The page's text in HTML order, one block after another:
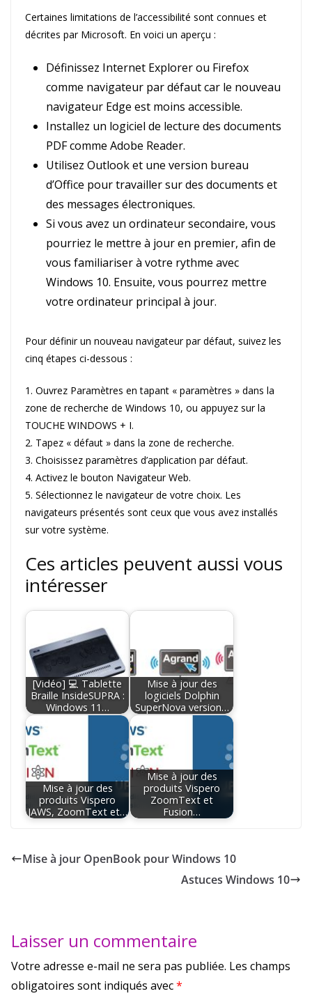
Certaines limitations de l’accessibilité sont connues et
décrites par Microsoft. En voici un aperçu :
Définissez Internet Explorer ou Firefox
comme navigateur par défaut car le nouveau
navigateur Edge est moins accessible.
Installez un logiciel de lecture des documents
PDF comme Adobe Reader.
Utilisez Outlook et une version bureau
d’Office pour travailler sur des documents et
des messages électroniques.
Si vous avez un ordinateur secondaire, vous
pourriez le mettre à jour en premier, afin de
vous familiariser à votre rythme avec
Windows 10. Ensuite, vous pourrez mettre
votre ordinateur principal à jour.
Pour définir un nouveau navigateur par défaut, suivez les
cinq étapes ci-dessous :
1. Ouvrez Paramètres en tapant « paramètres » dans la
zone de recherche de Windows 10, ou appuyez sur la
TOUCHE WINDOWS + I.
2. Tapez « défaut » dans la zone de recherche.
3. Choisissez paramètres d’application par défaut.
4. Activez le bouton Navigateur Web.
5. Sélectionnez le navigateur de votre choix. Les
navigateurs présentés sont ceux que vous avez installés
sur votre système.
Ces articles peuvent aussi vous
intéresser
[Vidéo] 💻 Tablette
Braille InsideSUPRA :
Windows 11…
Mise à jour des
logiciels Dolphin
SuperNova version…
Mise à jour des
produits Vispero
JAWS, ZoomText et…
Mise à jour des
produits Vispero
ZoomText et
Fusion…
Mise à jour OpenBook pour Windows 10
Astuces Windows 10
Laisser un commentaire
Votre adresse e-mail ne sera pas publiée. Les champs
obligatoires sont indiqués avec*